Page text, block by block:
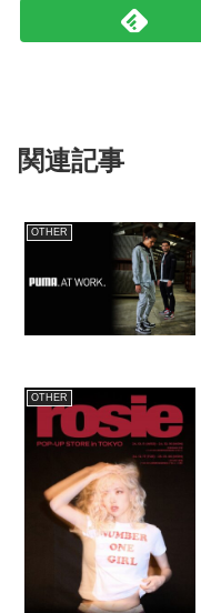
関連記事
OTHER
OTHER